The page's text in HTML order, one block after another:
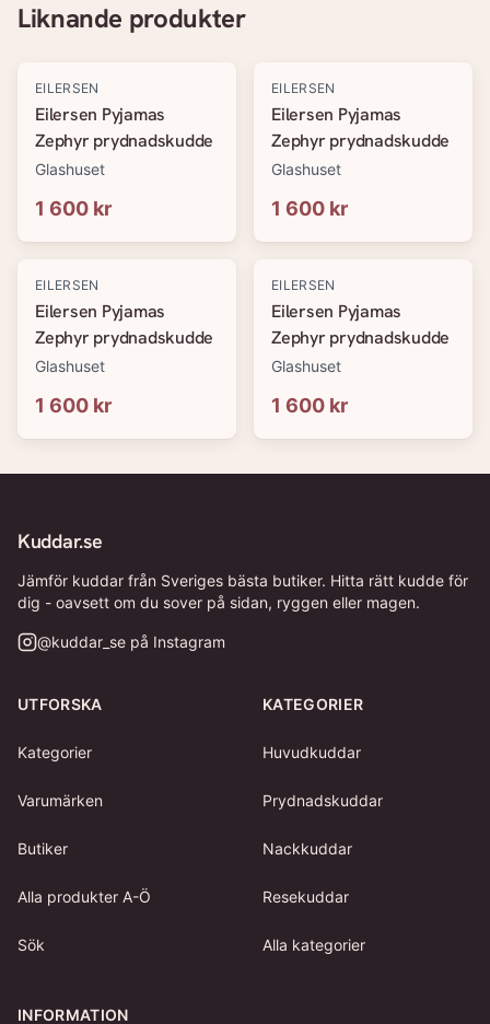
Liknande produkter
EILERSEN
Eilersen Pyjamas
Zephyr prydnadskudde
Glashuset
1 600 kr
EILERSEN
Eilersen Pyjamas
Zephyr prydnadskudde
Glashuset
1 600 kr
EILERSEN
Eilersen Pyjamas
Zephyr prydnadskudde
Glashuset
1 600 kr
EILERSEN
Eilersen Pyjamas
Zephyr prydnadskudde
Glashuset
1 600 kr
Kuddar.se
Jämför kuddar från Sveriges bästa butiker. Hitta rätt kudde för
dig - oavsett om du sover på sidan, ryggen eller magen.
@kuddar_se på Instagram
UTFORSKA
Kategorier
Varumärken
Butiker
Alla produkter A-Ö
Sök
KATEGORIER
Huvudkuddar
Prydnadskuddar
Nackkuddar
Resekuddar
Alla kategorier
INFORMATION